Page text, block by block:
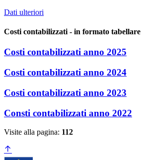
Dati ulteriori
Costi contabilizzati - in formato tabellare
Costi contabilizzati anno 2025
Costi contabilizzati anno 2024
Costi contabilizzati anno 2023
Consti contabilizzati anno 2022
Visite alla pagina: 112